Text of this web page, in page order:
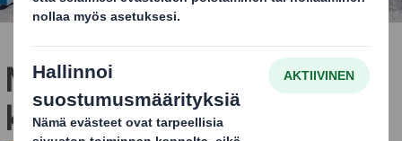
Millaista on olla
kesätyössä DS Smithillä?